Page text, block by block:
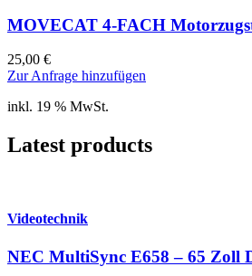
MOVECAT 4-FACH
25,00 €
Zur Anfrage hinzufügen
inkl. 19 % MwSt.
Latest products
Videotechnik
NEC MultiSync E658 – 65 Zoll